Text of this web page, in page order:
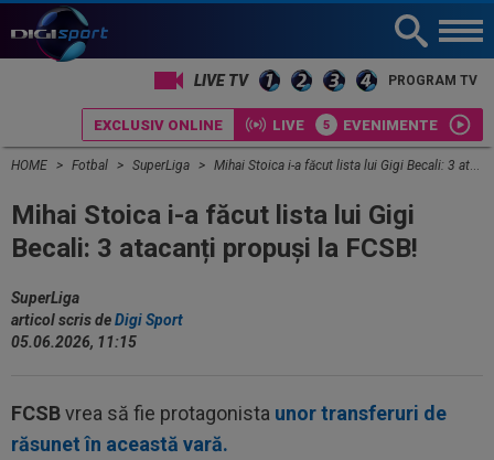
LIVE TV PROGRAM TV
EXCLUSIV ONLINE LIVE EVENIMENTE
HOME Fotbal SuperLiga Mihai Stoica i-a făcut lista lui Gigi Becali: 3 atacanți propuși la FCSB!
Mihai Stoica i-a făcut lista lui Gigi
Becali: 3 atacanți propuși la FCSB!
SuperLiga
articol scris deDigi Sport
05.06.2026, 11:15
FCSBvrea să fie protagonista unor transferuri de
răsunet în această vară.